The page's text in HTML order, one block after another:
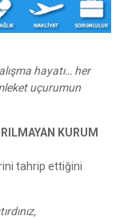
hayatı… her
uçurumun
KURUM
tahrip ettiğini